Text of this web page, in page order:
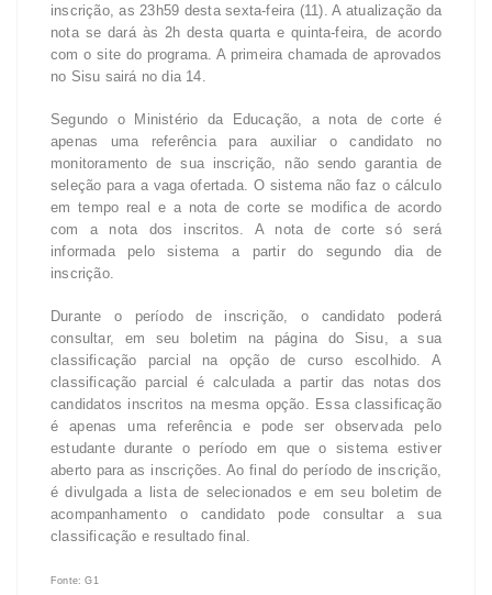
inscrição, as 23h59 desta sexta-feira (11). A atualização da
nota se dará às 2h desta quarta e quinta-feira, de acordo
com o site do programa. A primeira chamada de aprovados
no Sisu sairá no dia 14.
Segundo o Ministério da Educação, a nota de corte é
apenas uma referência para auxiliar o candidato no
monitoramento de sua inscrição, não sendo garantia de
seleção para a vaga ofertada. O sistema não faz o cálculo
em tempo real e a nota de corte se modifica de acordo
com a nota dos inscritos. A nota de corte só será
informada pelo sistema a partir do segundo dia de
inscrição.
Durante o período de inscrição, o candidato poderá
consultar, em seu boletim na página do Sisu, a sua
classificação parcial na opção de curso escolhido. A
classificação parcial é calculada a partir das notas dos
candidatos inscritos na mesma opção. Essa classificação
é apenas uma referência e pode ser observada pelo
estudante durante o período em que o sistema estiver
aberto para as inscrições. Ao final do período de inscrição,
é divulgada a lista de selecionados e em seu boletim de
acompanhamento o candidato pode consultar a sua
classificação e resultado final.
Fonte: G1